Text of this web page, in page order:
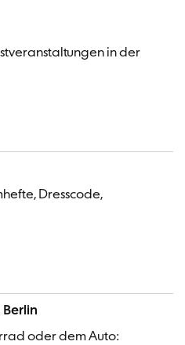
in der
Dresscode,
oder dem Auto: